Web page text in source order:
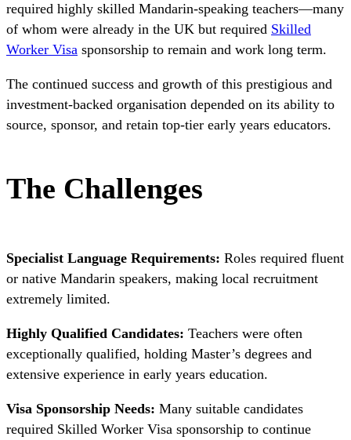
required highly skilled Mandarin-speaking teachers—many
of whom were already in the UK but required Skilled
Worker Visa sponsorship to remain and work long term.
The continued success and growth of this prestigious and
investment-backed organisation depended on its ability to
source, sponsor, and retain top-tier early years educators.
The Challenges
Specialist Language Requirements: Roles required fluent
or native Mandarin speakers, making local recruitment
extremely limited.
Highly Qualified Candidates: Teachers were often
exceptionally qualified, holding Master’s degrees and
extensive experience in early years education.
Visa Sponsorship Needs: Many suitable candidates
required Skilled Worker Visa sponsorship to continue